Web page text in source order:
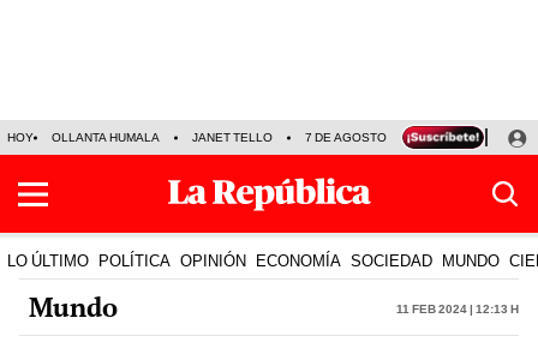
HOY OLLANTA HUMALA JANET TELLO 7 DE AGOSTO TINKA RESULTADOS
LO ÚLTIMO POLÍTICA OPINIÓN ECONOMÍA SOCIEDAD MUNDO
Mundo 11 Feb 2024 | 12:13 h